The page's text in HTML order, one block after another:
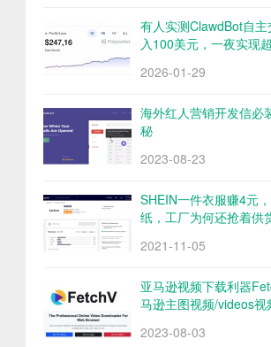
有人实测ClawdBot自
入100美元，一夜实现
2026-01-29
海外红人营销开发信必
秘
2023-08-23
SHEIN一件衣服赚4元
纸，工厂为何还抢着供
2021-11-05
亚马逊视频下载利器
马逊主图视频/videos视
2023-08-03